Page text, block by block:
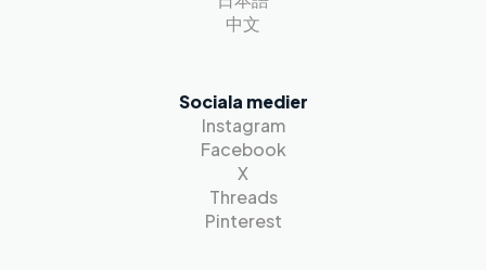
中文
Sociala medier
Instagram
Facebook
X
Threads
Pinterest